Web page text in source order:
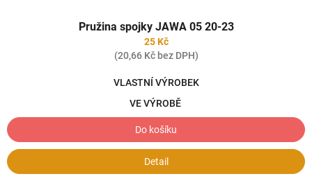
Pružina spojky JAWA 05 20-23
25 Kč
(20,66 Kč bez DPH)
VLASTNÍ VÝROBEK
VE VÝROBĚ
Do košíku
Detail